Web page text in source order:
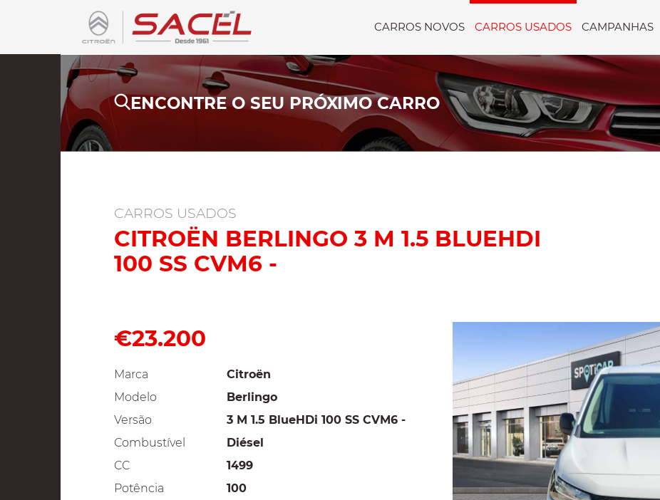
CARROS NOVOS CARROS USADOS CAMPANHAS
ENCONTRE O SEU PRÓXIMO CARRO
CARROS USADOS
CITROËN BERLINGO 3 M 1.5 BLUEHDI
100 SS CVM6 -
€23.200
Marca
Citroën
Modelo
Berlingo
Versão
3 M 1.5 BlueHDi 100 SS CVM6 -
Combustível
Diésel
CC
1499
Potência
100